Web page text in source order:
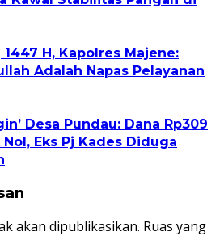
1447 H, Kapolres Majene:
Adalah Napas Pelayanan
Desa Pundau: Dana Rp309
Eks Pj Kades Diduga
akan dipublikasikan. Ruas yang